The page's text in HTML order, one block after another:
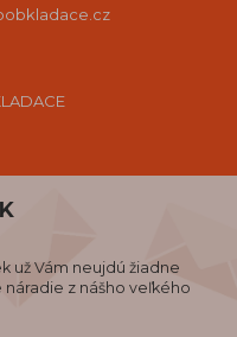
už Vám neujdú žiadne
z nášho veľkého